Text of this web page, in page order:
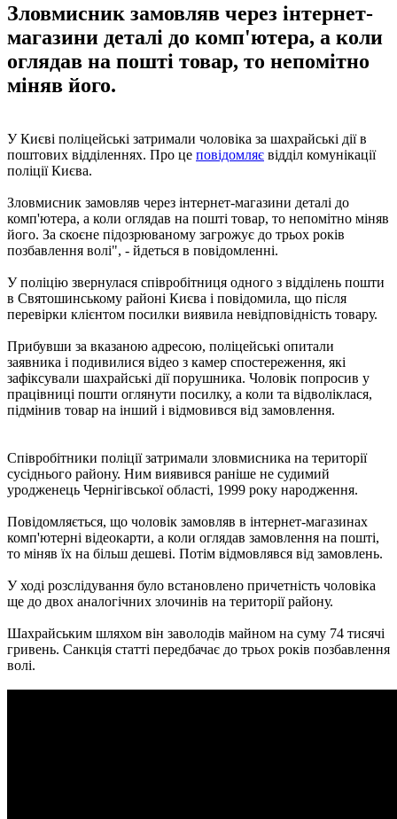
Зловмисник замовляв через інтернет-
магазини деталі до комп'ютера, а коли
оглядав на пошті товар, то непомітно
міняв його.
У Києві поліцейські затримали чоловіка за шахрайські дії в
поштових відділеннях. Про це повідомляє відділ комунікації
поліції Києва.
Зловмисник замовляв через інтернет-магазини деталі до
комп'ютера, а коли оглядав на пошті товар, то непомітно міняв
його. За скоєне підозрюваному загрожує до трьох років
позбавлення волі", - йдеться в повідомленні.
У поліцію звернулася співробітниця одного з відділень пошти
в Святошинському районі Києва і повідомила, що після
перевірки клієнтом посилки виявила невідповідність товару.
Прибувши за вказаною адресою, поліцейські опитали
заявника і подивилися відео з камер спостереження, які
зафіксували шахрайські дії порушника. Чоловік попросив у
працівниці пошти оглянути посилку, а коли та відволіклася,
підмінив товар на інший і відмовився від замовлення.
Співробітники поліції затримали зловмисника на території
сусіднього району. Ним виявився раніше не судимий
уродженець Чернігівської області, 1999 року народження.
Повідомляється, що чоловік замовляв в інтернет-магазинах
комп'ютерні відеокарти, а коли оглядав замовлення на пошті,
то міняв їх на більш дешеві. Потім відмовлявся від замовлень.
У ході розслідування було встановлено причетність чоловіка
ще до двох аналогічних злочинів на території району.
Шахрайським шляхом він заволодів майном на суму 74 тисячі
гривень. Санкція статті передбачає до трьох років позбавлення
волі.